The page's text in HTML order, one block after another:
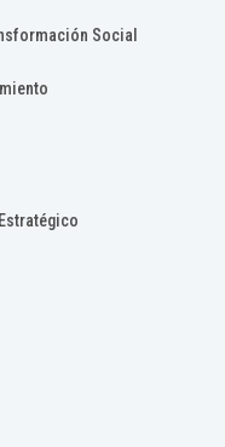
Social